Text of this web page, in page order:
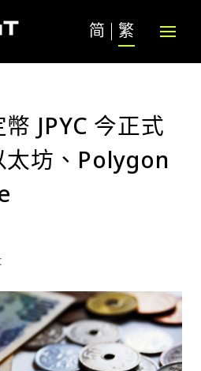
简 繁
JPYC 今正式
太坊、Polygon